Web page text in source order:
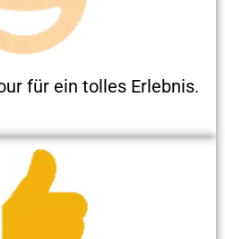
für ein tolles Erlebnis.